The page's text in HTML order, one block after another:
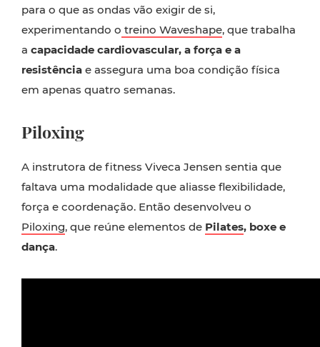
para o que as ondas vão exigir de si,
experimentando o treino Waveshape, que trabalha
a capacidade cardiovascular, a força e a
resistência e assegura uma boa condição física
em apenas quatro semanas.
Piloxing
A instrutora de fitness Viveca Jensen sentia que
faltava uma modalidade que aliasse flexibilidade,
força e coordenação. Então desenvolveu o
Piloxing, que reúne elementos de Pilates, boxe e
dança.